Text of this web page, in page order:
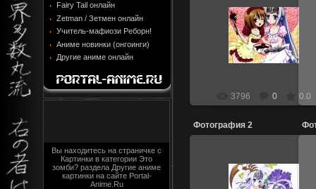
Fairy Tail онлайн
Zetman / Зетмен онлайн
Учитель-мафиози Реборн!
Аниме новинки (онгоинги)
Другие аниме онлайн
Вы находитесь на страничке с
Картинки в категории Это
зомби? раздела Другие аниме
картинки на сайте Portal-
Anime.Ru
27.04.2011
dio_wind
3796 0 0.0
Фотография 2
27.04.2011